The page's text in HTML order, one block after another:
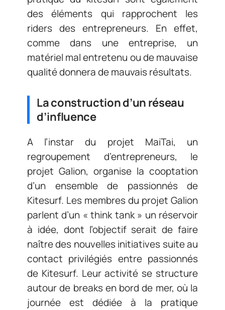
des éléments qui rapprochent les
riders des entrepreneurs. En effet,
comme dans une entreprise, un
matériel mal entretenu ou de mauvaise
qualité donnera de mauvais résultats.
La construction d’un réseau
d’influence
A l’instar du projet MaiTai, un
regroupement d’entrepreneurs, le
projet Galion, organise la cooptation
d’un ensemble de passionnés de
Kitesurf. Les membres du projet Galion
parlent d’un « think tank » un réservoir
à idée, dont l’objectif serait de faire
naître des nouvelles initiatives suite au
contact privilégiés entre passionnés
de Kitesurf. Leur activité se structure
autour de breaks en bord de mer, où la
journée est dédiée à la pratique